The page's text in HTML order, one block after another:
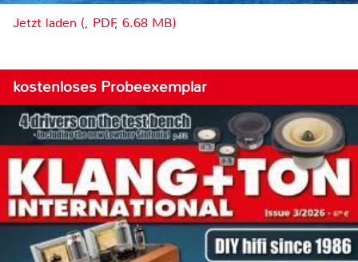
Jetzt laden (, PDF, 6.68 MB)
kostenloses Probeexemplar